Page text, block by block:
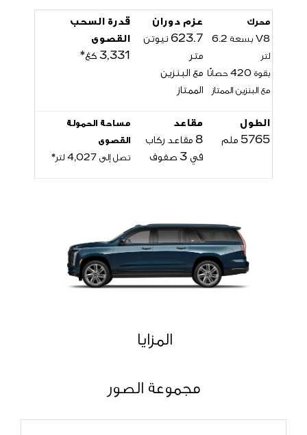
محرك
V8 بسعة 6.2
لتر
بقوة 420 حصانًا
مع البنزين الممتاز
عزم دوران
623.7 نيوتن
متر
مع البنزين
الممتاز
قدرة السحب
القصوى
3,331 كغ*
الطول
5765 ملم
مقاعد
8 مقاعد ركاب
في 3 صفوف
مساحة الحمولة
القصوى
تصل إلى4,027لتر*
المزايا
مجموعة الصور